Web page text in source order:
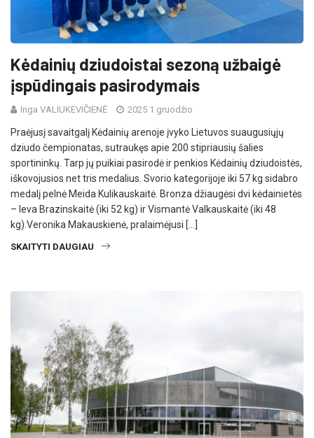
Kėdainių dziudoistai sezoną užbaigė
įspūdingais pasirodymais
Inga VALIUKEVIČIENĖ 2025 1 gruodžio
Praėjusį savaitgalį Kėdainių arenoje įvyko Lietuvos suaugusiųjų
dziudo čempionatas, sutraukęs apie 200 stipriausių šalies
sportininkų. Tarp jų puikiai pasirodė ir penkios Kėdainių dziudoistės,
iškovojusios net tris medalius. Svorio kategorijoje iki 57 kg sidabro
medalį pelnė Meida Kulikauskaitė. Bronza džiaugėsi dvi kėdainietės
– Ieva Brazinskaitė (iki 52 kg) ir Vismantė Valkauskaitė (iki 48
kg).Veronika Makauskienė, pralaimėjusi […]
SKAITYTI DAUGIAU